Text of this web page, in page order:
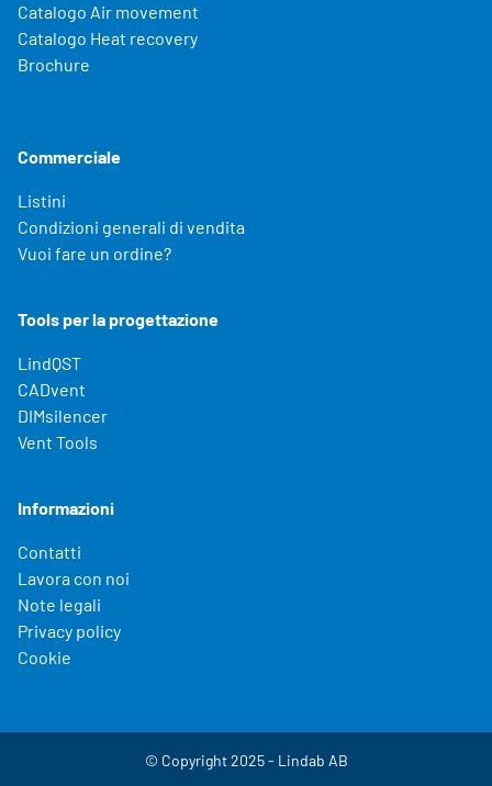
Catalogo Air movement
Catalogo Heat recovery
Brochure
Commerciale
Listini
Condizioni generali di vendita
Vuoi fare un ordine?
Tools per la progettazione
LindQST
CADvent
DIMsilencer
Vent Tools
Informazioni
Contatti
Lavora con noi
Note legali
Privacy policy
Cookie
© Copyright 2025 - Lindab AB